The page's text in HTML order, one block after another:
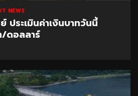
NEWS
ประเมินค่าเงินบาทวันนี้
ดอลลาร์